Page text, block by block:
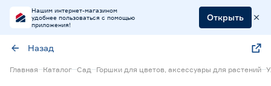
Нашим интернет-магазином
удобнее пользоваться с помощью
приложения!
Открыть
Назад
Главная Каталог Сад Горшки для цветов, аксессуары для растений